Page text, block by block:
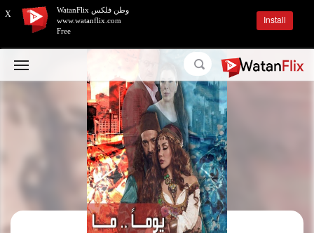
X
وطن فلكس WatanFlix
www.watanflix.com
Free
Install